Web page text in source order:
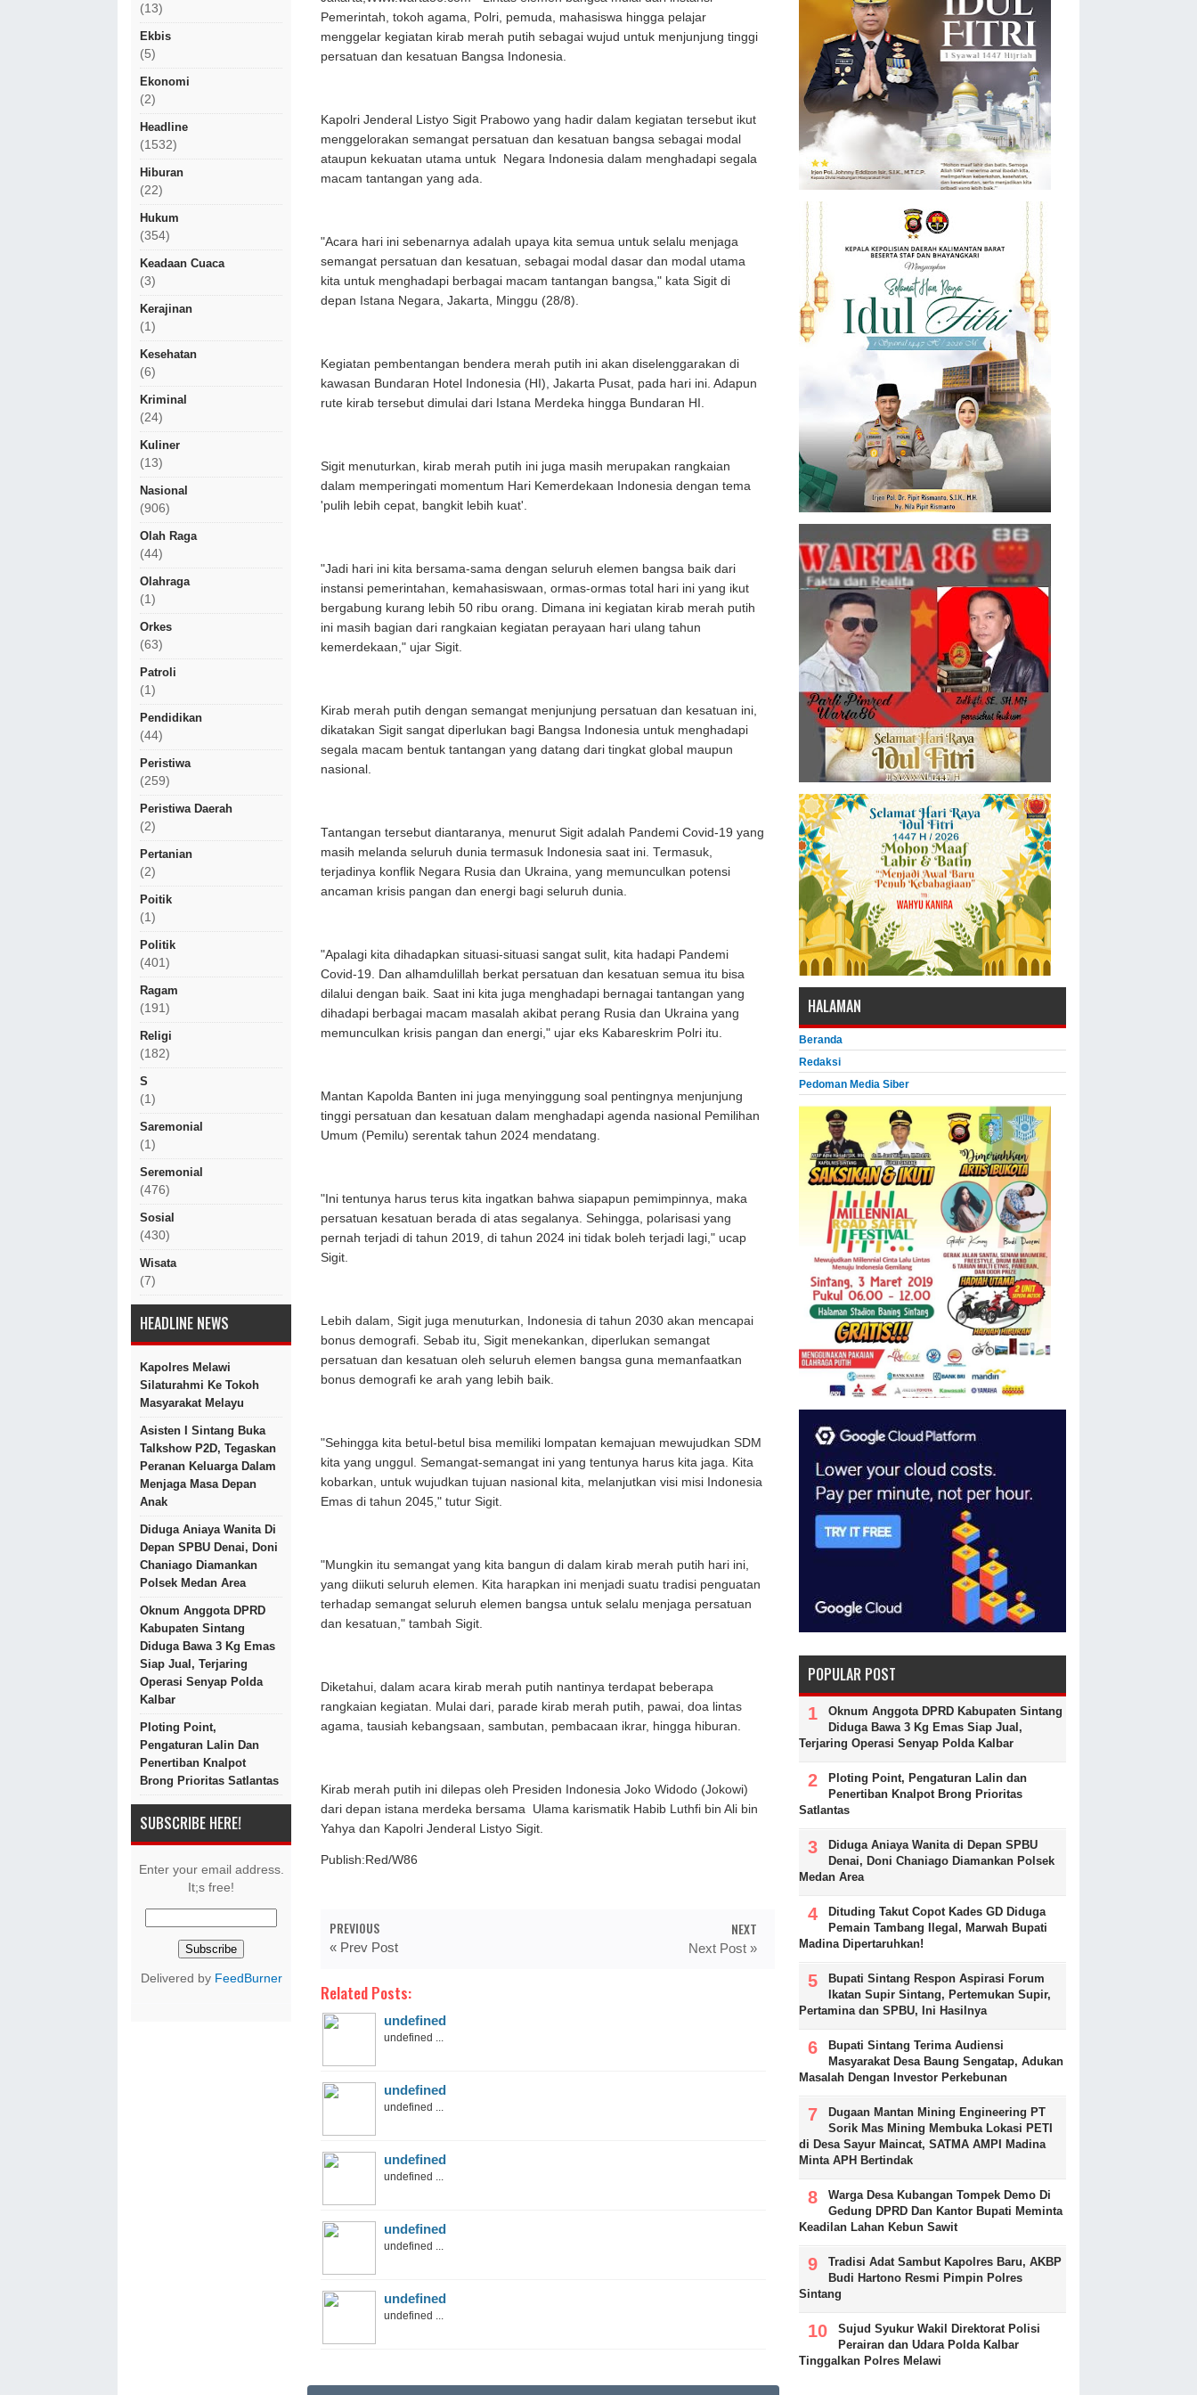
(13)
Ekbis
(5)
Ekonomi
(2)
Headline
(1532)
Hiburan
(22)
Hukum
(354)
Keadaan Cuaca
(3)
Kerajinan
(1)
Kesehatan
(6)
Kriminal
(24)
Kuliner
(13)
Nasional
(906)
Olah Raga
(44)
Olahraga
(1)
Orkes
(63)
Patroli
(1)
Pendidikan
(44)
Peristiwa
(259)
Peristiwa Daerah
(2)
Pertanian
(2)
Poitik
(1)
Politik
(401)
Ragam
(191)
Religi
(182)
S
(1)
Saremonial
(1)
Seremonial
(476)
Sosial
(430)
Wisata
(7)
HEADLINE NEWS
Kapolres Melawi
Silaturahmi Ke Tokoh
Masyarakat Melayu
Asisten I Sintang Buka
Talkshow P2D, Tegaskan
Peranan Keluarga Dalam
Menjaga Masa Depan
Anak
Diduga Aniaya Wanita Di
Depan SPBU Denai, Doni
Chaniago Diamankan
Polsek Medan Area
Oknum Anggota DPRD
Kabupaten Sintang
Diduga Bawa 3 Kg Emas
Siap Jual, Terjaring
Operasi Senyap Polda
Kalbar
Ploting Point,
Pengaturan Lalin Dan
Penertiban Knalpot
Brong Prioritas Satlantas
SUBSCRIBE HERE!
Enter your email address.
It;s free!
Delivered by FeedBurner
Pemerintah, tokoh agama, Polri, pemuda, mahasiswa hingga pelajar
menggelar kegiatan kirab merah putih sebagai wujud untuk menjunjung tinggi
persatuan dan kesatuan Bangsa Indonesia.
Kapolri Jenderal Listyo Sigit Prabowo yang hadir dalam kegiatan tersebut ikut
menggelorakan semangat persatuan dan kesatuan bangsa sebagai modal
ataupun kekuatan utama untuk Negara Indonesia dalam menghadapi segala
macam tantangan yang ada.
"Acara hari ini sebenarnya adalah upaya kita semua untuk selalu menjaga
semangat persatuan dan kesatuan, sebagai modal dasar dan modal utama
kita untuk menghadapi berbagai macam tantangan bangsa," kata Sigit di
depan Istana Negara, Jakarta, Minggu (28/8).
Kegiatan pembentangan bendera merah putih ini akan diselenggarakan di
kawasan Bundaran Hotel Indonesia (HI), Jakarta Pusat, pada hari ini. Adapun
rute kirab tersebut dimulai dari Istana Merdeka hingga Bundaran HI.
Sigit menuturkan, kirab merah putih ini juga masih merupakan rangkaian
dalam memperingati momentum Hari Kemerdekaan Indonesia dengan tema
'pulih lebih cepat, bangkit lebih kuat'.
"Jadi hari ini kita bersama-sama dengan seluruh elemen bangsa baik dari
instansi pemerintahan, kemahasiswaan, ormas-ormas total hari ini yang ikut
bergabung kurang lebih 50 ribu orang. Dimana ini kegiatan kirab merah putih
ini masih bagian dari rangkaian kegiatan perayaan hari ulang tahun
kemerdekaan," ujar Sigit.
Kirab merah putih dengan semangat menjunjung persatuan dan kesatuan ini,
dikatakan Sigit sangat diperlukan bagi Bangsa Indonesia untuk menghadapi
segala macam bentuk tantangan yang datang dari tingkat global maupun
nasional.
Tantangan tersebut diantaranya, menurut Sigit adalah Pandemi Covid-19 yang
masih melanda seluruh dunia termasuk Indonesia saat ini. Termasuk,
terjadinya konflik Negara Rusia dan Ukraina, yang memunculkan potensi
ancaman krisis pangan dan energi bagi seluruh dunia.
"Apalagi kita dihadapkan situasi-situasi sangat sulit, kita hadapi Pandemi
Covid-19. Dan alhamdulillah berkat persatuan dan kesatuan semua itu bisa
dilalui dengan baik. Saat ini kita juga menghadapi bernagai tantangan yang
dihadapi berbagai macam masalah akibat perang Rusia dan Ukraina yang
memunculkan krisis pangan dan energi," ujar eks Kabareskrim Polri itu.
Mantan Kapolda Banten ini juga menyinggung soal pentingnya menjunjung
tinggi persatuan dan kesatuan dalam menghadapi agenda nasional Pemilihan
Umum (Pemilu) serentak tahun 2024 mendatang.
"Ini tentunya harus terus kita ingatkan bahwa siapapun pemimpinnya, maka
persatuan kesatuan berada di atas segalanya. Sehingga, polarisasi yang
pernah terjadi di tahun 2019, di tahun 2024 ini tidak boleh terjadi lagi," ucap
Sigit.
Lebih dalam, Sigit juga menuturkan, Indonesia di tahun 2030 akan mencapai
bonus demografi. Sebab itu, Sigit menekankan, diperlukan semangat
persatuan dan kesatuan oleh seluruh elemen bangsa guna memanfaatkan
bonus demografi ke arah yang lebih baik.
"Sehingga kita betul-betul bisa memiliki lompatan kemajuan mewujudkan SDM
kita yang unggul. Semangat-semangat ini yang tentunya harus kita jaga. Kita
kobarkan, untuk wujudkan tujuan nasional kita, melanjutkan visi misi Indonesia
Emas di tahun 2045," tutur Sigit.
"Mungkin itu semangat yang kita bangun di dalam kirab merah putih hari ini,
yang diikuti seluruh elemen. Kita harapkan ini menjadi suatu tradisi penguatan
terhadap semangat seluruh elemen bangsa untuk selalu menjaga persatuan
dan kesatuan," tambah Sigit.
Diketahui, dalam acara kirab merah putih nantinya terdapat beberapa
rangkaian kegiatan. Mulai dari, parade kirab merah putih, pawai, doa lintas
agama, tausiah kebangsaan, sambutan, pembacaan ikrar, hingga hiburan.
Kirab merah putih ini dilepas oleh Presiden Indonesia Joko Widodo (Jokowi)
dari depan istana merdeka bersama Ulama karismatik Habib Luthfi bin Ali bin
Yahya dan Kapolri Jenderal Listyo Sigit.
Publish:Red/W86
PREVIOUS
« Prev Post
NEXT
Next Post »
Related Posts:
undefined
undefined ...
undefined
undefined ...
undefined
undefined ...
undefined
undefined ...
undefined
undefined ...
HALAMAN
Beranda
Redaksi
Pedoman Media Siber
POPULAR POST
Oknum Anggota DPRD Kabupaten Sintang
Diduga Bawa 3 Kg Emas Siap Jual,
Terjaring Operasi Senyap Polda Kalbar
Ploting Point, Pengaturan Lalin dan
Penertiban Knalpot Brong Prioritas
Satlantas
Diduga Aniaya Wanita di Depan SPBU
Denai, Doni Chaniago Diamankan Polsek
Medan Area
Dituding Takut Copot Kades GD Diduga
Pemain Tambang Ilegal, Marwah Bupati
Madina Dipertaruhkan!
Bupati Sintang Respon Aspirasi Forum
Ikatan Supir Sintang, Pertemukan Supir,
Pertamina dan SPBU, Ini Hasilnya
Bupati Sintang Terima Audiensi
Masyarakat Desa Baung Sengatap, Adukan
Masalah Dengan Investor Perkebunan
Dugaan Mantan Mining Engineering PT
Sorik Mas Mining Membuka Lokasi PETI
di Desa Sayur Maincat, SATMA AMPI Madina
Minta APH Bertindak
Warga Desa Kubangan Tompek Demo Di
Gedung DPRD Dan Kantor Bupati Meminta
Keadilan Lahan Kebun Sawit
Tradisi Adat Sambut Kapolres Baru, AKBP
Budi Hartono Resmi Pimpin Polres
Sintang
Sujud Syukur Wakil Direktorat Polisi
Perairan dan Udara Polda Kalbar
Tinggalkan Polres Melawi